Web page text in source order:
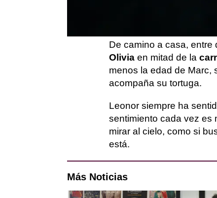
ha
le han hecho mucha
De camino a casa,
Olivia en mitad de la
menos la edad de Marc,
acompaña su tortuga.
Leonor siempre ha
sentimiento cada vez es
mirar al cielo, como si
está.
Más Noticias